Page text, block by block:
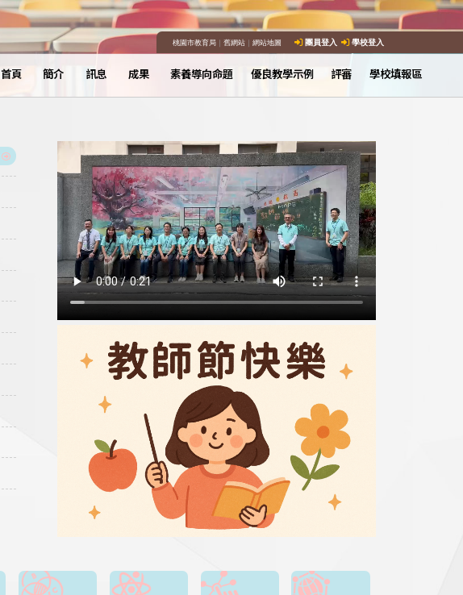
桃園市教育局｜ 舊網站｜ 網站地圖 團員登入 學校登入
首頁 簡介 訊息 成果 素養導向命題 優良教學示例 評審 學校填報區